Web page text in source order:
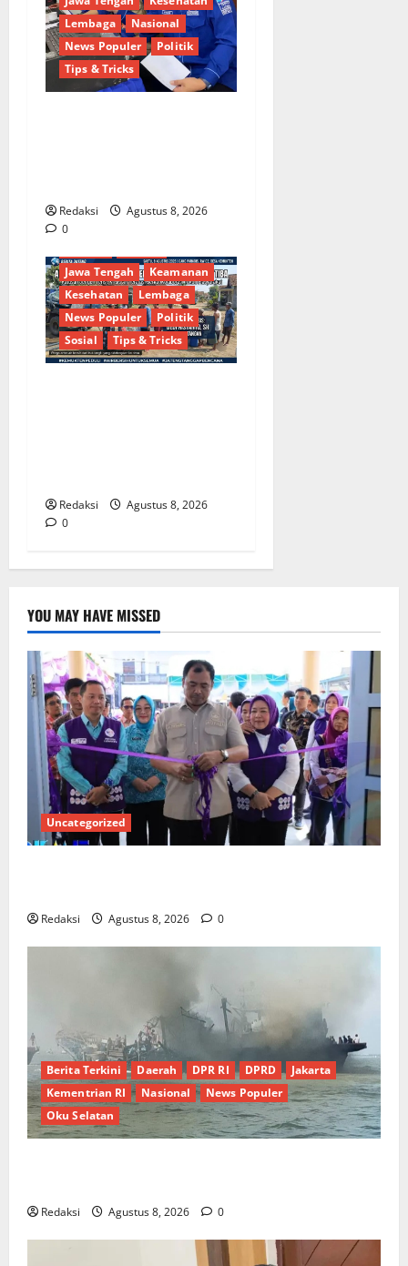
Lembaga
Nasional
News Populer
Politik
Tips & Tricks
Redaksi
Agustus 8, 2026
0Berita Terkini
Jawa Tengah
Keamanan
Kesehatan
Lembaga
News Populer
Politik
Sosial
Tips & Tricks
Redaksi
Agustus 8, 2026
0
YOU MAY HAVE MISSED
Uncategorized
Redaksi Agustus 8, 2026 0
Berita Terkini Daerah DPR RI DPRD
Jakarta
Kementrian RI
Nasional
News Populer
Oku Selatan
Redaksi Agustus 8, 2026 0